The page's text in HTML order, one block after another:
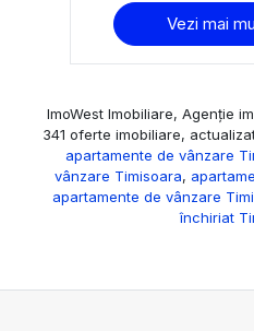
Vezi mai
ImoWest Imobiliare, Agenție
341 oferte imobiliare,
apartamente de vânzare
vânzare Timisoara,
apartamente de vânzare
închiriat